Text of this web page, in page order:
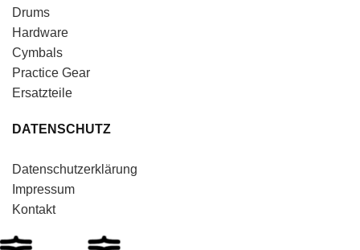
Drums
Hardware
Cymbals
Practice Gear
Ersatzteile
DATENSCHUTZ
Datenschutzerklärung
Impressum
Kontakt